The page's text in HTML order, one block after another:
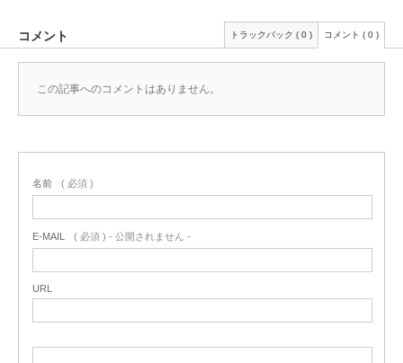
コメント トラックバック ( 0 ) コメント ( 0 )
この記事へのコメントはありません。
名前 ( 必須 )
E-MAIL ( 必須 ) - 公開されません -
URL